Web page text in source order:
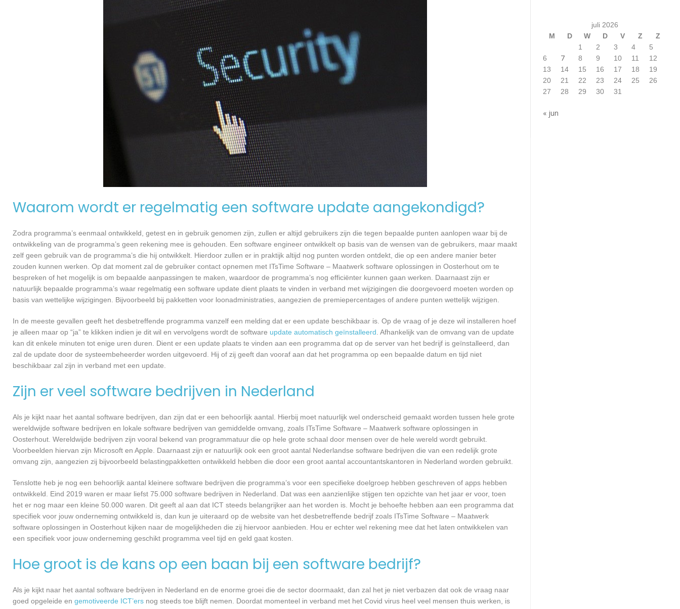
Waarom wordt er regelmatig een software update aangekondigd?
Zodra programma’s eenmaal ontwikkeld, getest en in gebruik genomen zijn, zullen er altijd gebruikers zijn die tegen bepaalde punten aanlopen waar bij de
ontwikkeling van de programma’s geen rekening mee is gehouden. Een software engineer ontwikkelt op basis van de wensen van de gebruikers, maar maakt
zelf geen gebruik van de programma’s die hij ontwikkelt. Hierdoor zullen er in praktijk altijd nog punten worden ontdekt, die op een andere manier beter
zouden kunnen werken. Op dat moment zal de gebruiker contact opnemen met ITsTime Software – Maatwerk software oplossingen in Oosterhout om te
bespreken of het mogelijk is om bepaalde aanpassingen te maken, waardoor de programma’s nog efficiënter kunnen gaan werken. Daarnaast zijn er
natuurlijk bepaalde programma’s waar regelmatig een software update dient plaats te vinden in verband met wijzigingen die doorgevoerd moeten worden op
basis van wettelijke wijzigingen. Bijvoorbeeld bij pakketten voor loonadministraties, aangezien de premiepercentages of andere punten wettelijk wijzigen.
In de meeste gevallen geeft het desbetreffende programma vanzelf een melding dat er een update beschikbaar is. Op de vraag of je deze wil installeren hoef
je alleen maar op “ja” te klikken indien je dit wil en vervolgens wordt de software update automatisch geïnstalleerd . Afhankelijk van de omvang van de update
kan dit enkele minuten tot enige uren duren. Dient er een update plaats te vinden aan een programma dat op de server van het bedrijf is geïnstalleerd, dan
zal de update door de systeembeheerder worden uitgevoerd. Hij of zij geeft dan vooraf aan dat het programma op een bepaalde datum en tijd niet
beschikbaar zal zijn in verband met een update.
Zijn er veel software bedrijven in Nederland
Als je kijkt naar het aantal software bedrijven, dan zijn dat er een behoorlijk aantal. Hierbij moet natuurlijk wel onderscheid gemaakt worden tussen hele grote
wereldwijde software bedrijven en lokale software bedrijven van gemiddelde omvang, zoals ITsTime Software – Maatwerk software oplossingen in
Oosterhout. Wereldwijde bedrijven zijn vooral bekend van programmatuur die op hele grote schaal door mensen over de hele wereld wordt gebruikt.
Voorbeelden hiervan zijn Microsoft en Apple. Daarnaast zijn er natuurlijk ook een groot aantal Nederlandse software bedrijven die van een redelijk grote
omvang zijn, aangezien zij bijvoorbeeld belastingpakketten ontwikkeld hebben die door een groot aantal accountantskantoren in Nederland worden gebruikt.
Tenslotte heb je nog een behoorlijk aantal kleinere software bedrijven die programma’s voor een specifieke doelgroep hebben geschreven of apps hebben
ontwikkeld. Eind 2019 waren er maar liefst 75.000 software bedrijven in Nederland. Dat was een aanzienlijke stijgen ten opzichte van het jaar er voor, toen
het er nog maar een kleine 50.000 waren. Dit geeft al aan dat ICT steeds belangrijker aan het worden is. Mocht je behoefte hebben aan een programma dat
specifiek voor jouw onderneming ontwikkeld is, dan kun je uiteraard op de website van het desbetreffende bedrijf zoals ITsTime Software – Maatwerk
software oplossingen in Oosterhout kijken naar de mogelijkheden die zij hiervoor aanbieden. Hou er echter wel rekening mee dat het laten ontwikkelen van
een specifiek voor jouw onderneming geschikt programma veel tijd en geld gaat kosten.
Hoe groot is de kans op een baan bij een software bedrijf?
Als je kijkt naar het aantal software bedrijven in Nederland en de enorme groei die de sector doormaakt, dan zal het je niet verbazen dat ook de vraag naar
goed opgeleide en gemotiveerde ICT’ers nog steeds toe blijft nemen. Doordat momenteel in verband met het Covid virus heel veel mensen thuis werken, is
juli 2026
M
D W D V Z
Z
1
2 3 4
5
6
7 8 9 10 11
12
13
14 15 16 17 18
19
20
21 22 23 24 25
26
27
28 29 30 31
« jun